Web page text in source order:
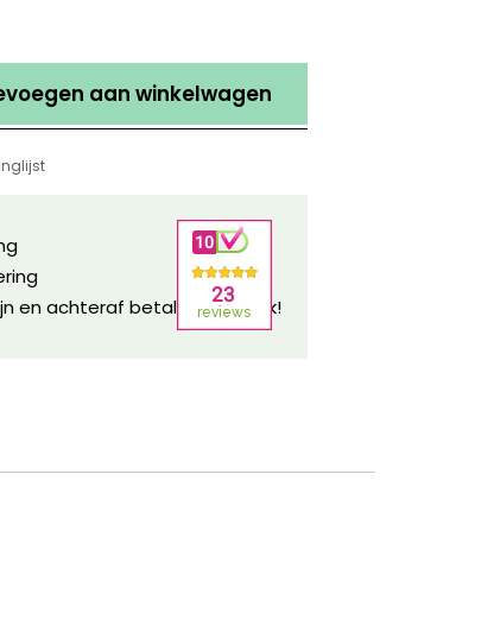
aan winkelwagen
en achteraf betalen mogelijk!